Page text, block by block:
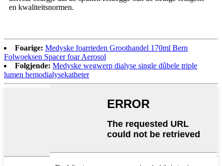
en kwaliteitsnormen.
Foarige: Medyske foarrieden Groothandel 170ml Bern
Folwoeksen Spacer foar Aerosol
Folgjende: Medyske wegwerp dialyse single dûbele triple
lumen hemodialysekatheter